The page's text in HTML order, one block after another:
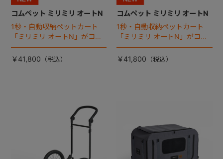
コムペット ミリミリ オートN
1秒・自動収納ペットカート
「ミリミリ オートN」がコム
ペットから登場！
￥41,800
コムペット ミリミリ オートN
1秒・自動収納ペットカート
「ミリミリ オートN」がコム
ペットから登場！
￥41,800